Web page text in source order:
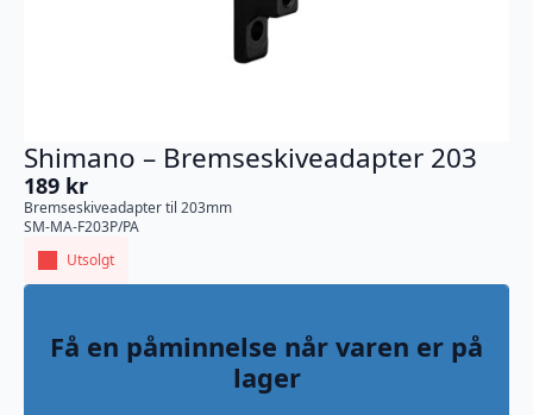
Shimano – Bremseskiveadapter 203
189 kr
Bremseskiveadapter til 203mm
SM-MA-F203P/PA
Utsolgt
Få en påminnelse når varen er på
lager